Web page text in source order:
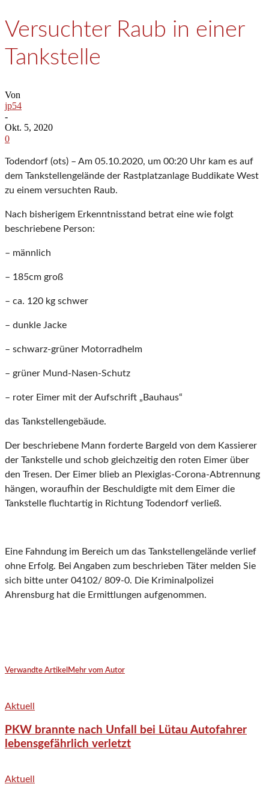
Versuchter Raub in einer
Tankstelle
Von
jp54
-
Okt. 5, 2020
0
Todendorf (ots) – Am 05.10.2020, um 00:20 Uhr kam es auf
dem Tankstellengelände der Rastplatzanlage Buddikate West
zu einem versuchten Raub.
Nach bisherigem Erkenntnisstand betrat eine wie folgt
beschriebene Person:
– männlich
– 185cm groß
– ca. 120 kg schwer
– dunkle Jacke
– schwarz-grüner Motorradhelm
– grüner Mund-Nasen-Schutz
– roter Eimer mit der Aufschrift „Bauhaus“
das Tankstellengebäude.
Der beschriebene Mann forderte Bargeld von dem Kassierer
der Tankstelle und schob gleichzeitig den roten Eimer über
den Tresen. Der Eimer blieb an Plexiglas-Corona-Abtrennung
hängen, woraufhin der Beschuldigte mit dem Eimer die
Tankstelle fluchtartig in Richtung Todendorf verließ.
Eine Fahndung im Bereich um das Tankstellengelände verlief
ohne Erfolg. Bei Angaben zum beschrieben Täter melden Sie
sich bitte unter 04102/ 809-0. Die Kriminalpolizei
Ahrensburg hat die Ermittlungen aufgenommen.
Verwandte Artikel Mehr vom Autor
Aktuell
PKW brannte nach Unfall bei Lütau Autofahrer
lebensgefährlich verletzt
Aktuell